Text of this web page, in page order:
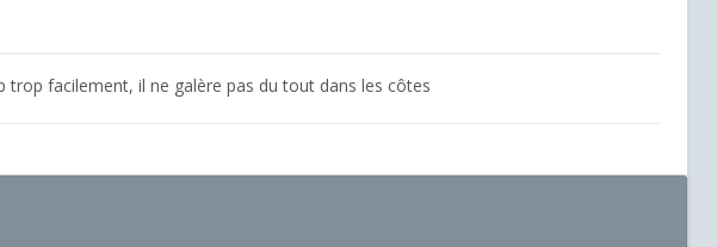
facilement, il ne galère pas du tout dans les côtes